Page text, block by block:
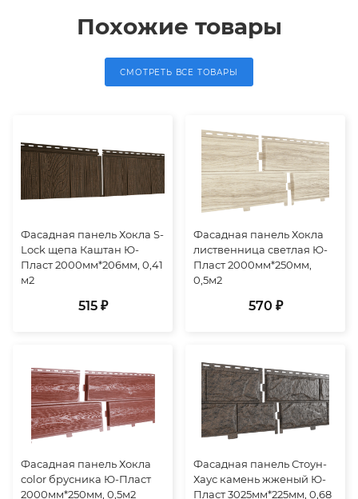
Похожие товары
СМОТРЕТЬ ВСЕ ТОВАРЫ
Фасадная панель Хокла S-
Lock щепа Каштан Ю-
Пласт 2000мм*206мм, 0,41
м2
515 ₽
Фасадная панель Хокла
лиственница светлая Ю-
Пласт 2000мм*250мм,
0,5м2
570 ₽
Фасадная панель Хокла
color брусника Ю-Пласт
2000мм*250мм, 0,5м2
Фасадная панель Стоун-
Хаус камень жженый Ю-
Пласт 3025мм*225мм, 0,68